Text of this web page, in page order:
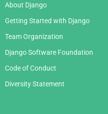
About Django
Getting Started with Django
Team Organization
Django Software Foundation
Code of Conduct
Diversity Statement